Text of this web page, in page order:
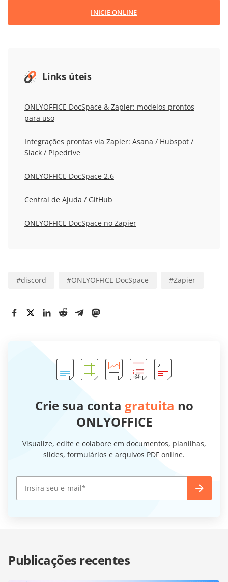
INICIE ONLINE
Links úteis
ONLYOFFICE DocSpace & Zapier: modelos prontos
para uso
Integrações prontas via Zapier: Asana / Hubspot /
Slack / Pipedrive
ONLYOFFICE DocSpace 2.6
Central de Ajuda / GitHub
ONLYOFFICE DocSpace no Zapier
#discord #ONLYOFFICE DocSpace #Zapier
Crie sua conta gratuita no
ONLYOFFICE
Visualize, edite e colabore em documentos, planilhas,
slides, formulários e arquivos PDF online.
Publicações recentes